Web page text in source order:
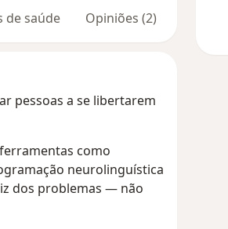
de saúde Opiniões (2)
pessoas a se libertarem
como
neurolinguística
dos problemas — não